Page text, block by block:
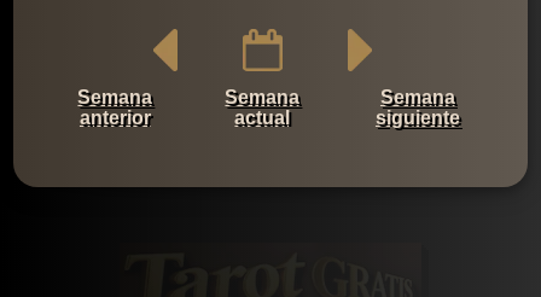
Semana
anterior
Semana
actual
Semana
siguiente